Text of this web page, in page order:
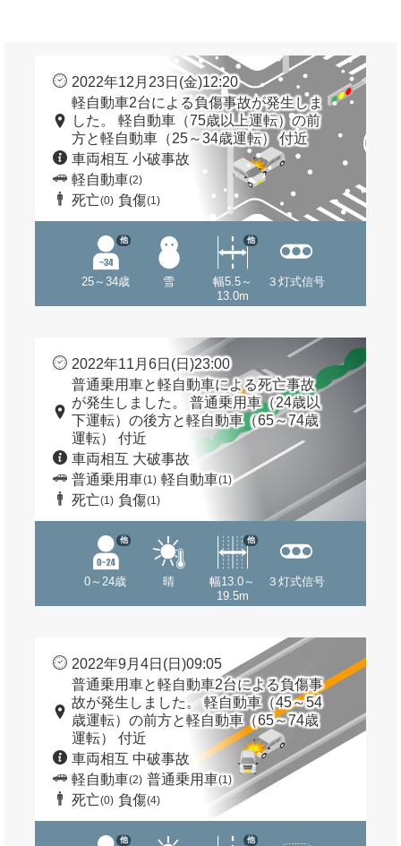
2022年12月23日(金)12:20
軽自動車2台による負傷事故が発生しま
した。 軽自動車（75歳以上運転）の前
方と軽自動車（25～34歳運転） 付近
車両相互 小破事故
軽自動車(2)
死亡(0) 負傷(1)
25～34歳
他
雪
幅5.5～
13.0m
他
３灯式信号
2022年11月6日(日)23:00
普通乗用車と軽自動車による死亡事故
が発生しました。 普通乗用車（24歳以
下運転）の後方と軽自動車（65～74歳
運転） 付近
車両相互 大破事故
普通乗用車(1) 軽自動車(1)
死亡(1) 負傷(1)
0～24歳
他
晴
幅13.0～
19.5m
他
３灯式信号
2022年9月4日(日)09:05
普通乗用車と軽自動車2台による負傷事
故が発生しました。 軽自動車（45～54
歳運転）の前方と軽自動車（65～74歳
運転） 付近
車両相互 中破事故
軽自動車(2) 普通乗用車(1)
死亡(0) 負傷(4)
他 他